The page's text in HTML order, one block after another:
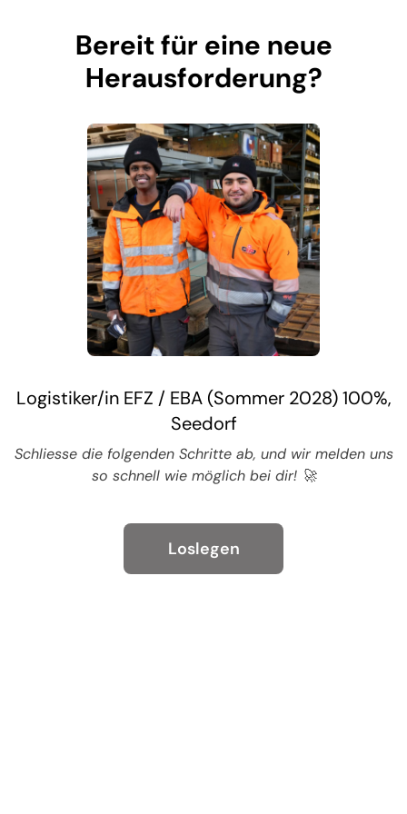
Bereit für eine neue
Herausforderung?
Logistiker/in EFZ / EBA (Sommer 2028) 100%,
Seedorf
Schliesse die folgenden Schritte ab, und wir melden uns
so schnell wie möglich bei dir! 🚀
Loslegen